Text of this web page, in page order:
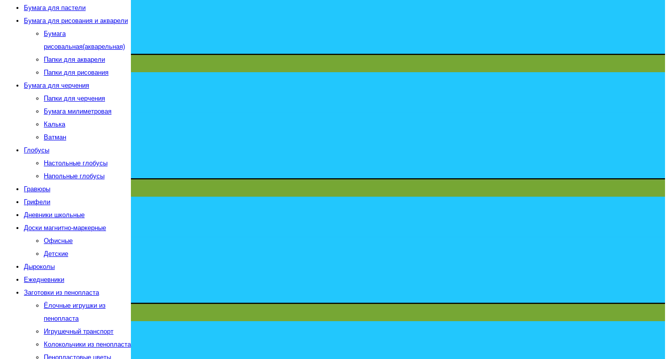
Бумага для пастели
Бумага для рисования и акварели
Бумага
рисовальная(акварельная)
Папки для акварели
Папки для рисования
Бумага для черчения
Папки для черчения
Бумага милиметровая
Калька
Ватман
Глобусы
Настольные глобусы
Напольные глобусы
Гравюры
Грифели
Дневники школьные
Доски магнитно-маркерные
Офисные
Детские
Дыроколы
Ежедневники
Заготовки из пенопласта
Ёлочные игрушки из
пенопласта
Игрушечный транспорт
Колокольчики из пенопласта
Пенопластовые цветы